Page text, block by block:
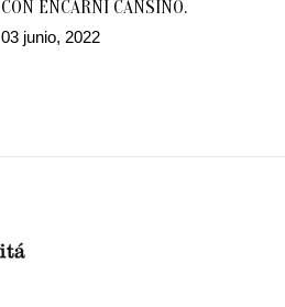
CON ENCARNI CANSINO.
03 junio, 2022